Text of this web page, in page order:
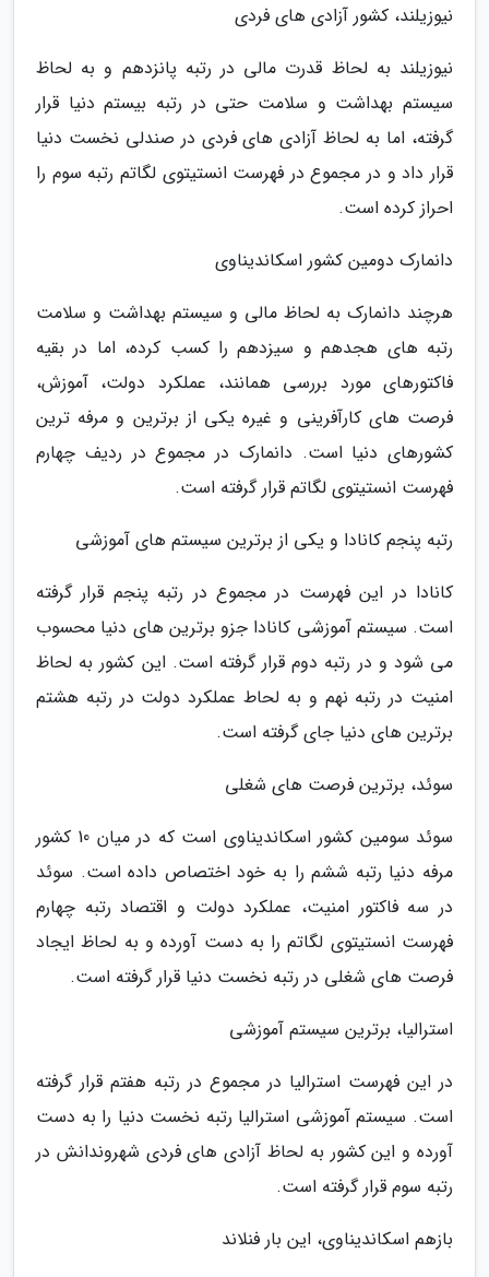
نیوزیلند، کشور آزادی های فردی
نیوزیلند به لحاظ قدرت مالی در رتبه پانزدهم و به لحاظ
سیستم بهداشت و سلامت حتی در رتبه بیستم دنیا قرار
گرفته، اما به لحاظ آزادی های فردی در صندلی نخست دنیا
قرار داد و در مجموع در فهرست انستیتوی لگاتم رتبه سوم را
احراز کرده است.
دانمارک دومین کشور اسکاندیناوی
هرچند دانمارک به لحاظ مالی و سیستم بهداشت و سلامت
رتبه های هجدهم و سیزدهم را کسب کرده، اما در بقیه
فاکتورهای مورد بررسی همانند، عملکرد دولت، آموزش،
فرصت های کارآفرینی و غیره یکی از برترین و مرفه ترین
کشورهای دنیا است. دانمارک در مجموع در ردیف چهارم
فهرست انستیتوی لگاتم قرار گرفته است.
رتبه پنجم کانادا و یکی از برترین سیستم های آموزشی
کانادا در این فهرست در مجموع در رتبه پنجم قرار گرفته
است. سیستم آموزشی کانادا جزو برترین های دنیا محسوب
می شود و در رتبه دوم قرار گرفته است. این کشور به لحاظ
امنیت در رتبه نهم و به لحاط عملکرد دولت در رتبه هشتم
برترین های دنیا جای گرفته است.
سوئد، برترین فرصت های شغلی
سوئد سومین کشور اسکاندیناوی است که در میان 10 کشور
مرفه دنیا رتبه ششم را به خود اختصاص داده است. سوئد
در سه فاکتور امنیت، عملکرد دولت و اقتصاد رتبه چهارم
فهرست انستیتوی لگاتم را به دست آورده و به لحاظ ایجاد
فرصت های شغلی در رتبه نخست دنیا قرار گرفته است.
استرالیا، برترین سیستم آموزشی
در این فهرست استرالیا در مجموع در رتبه هفتم قرار گرفته
است. سیستم آموزشی استرالیا رتبه نخست دنیا را به دست
آورده و این کشور به لحاظ آزادی های فردی شهروندانش در
رتبه سوم قرار گرفته است.
بازهم اسکاندیناوی، این بار فنلاند